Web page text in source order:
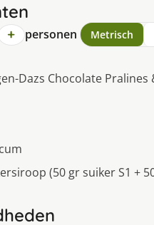
+ personen Metrisch
Dazs Chocolate Pralines
(50 gr suiker S1 +